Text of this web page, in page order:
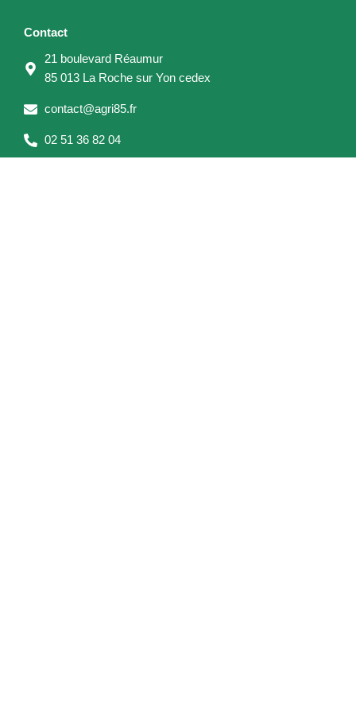
o
o
k
r
a
m
e
r
p
p
Contact
21 boulevard Réaumur
85 013 La Roche sur Yon cedex
contact@agri85.fr
02 51 36 82 04